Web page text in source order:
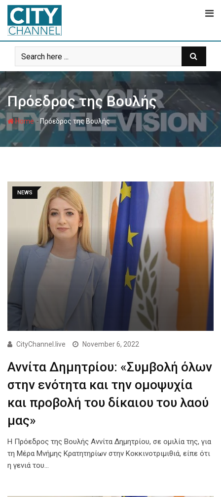
Skip
content
Πρόεδρος της Βουλής
Home- Πρόεδρος της Βουλής
NEWS
CityChannel.live November 6, 2022
Αννίτα Δημητρίου: «Συμβολή όλων
στην ενότητα και την ομοψυχία
και προβολή του δίκαιου του λαού
μας»
Η Πρόεδρος της Βουλής Αννίτα Δημητρίου, σε ομιλία της, για
τη Μέρα Μνήμης Κρατητηρίων στην Κοκκινοτριμιθιά, είπε ότι
η γενιά του…